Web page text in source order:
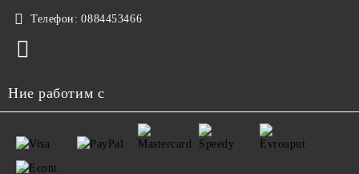
Телефон: 0884453466
Ние работим с